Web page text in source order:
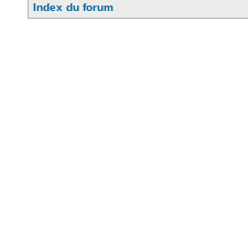
Index du forum